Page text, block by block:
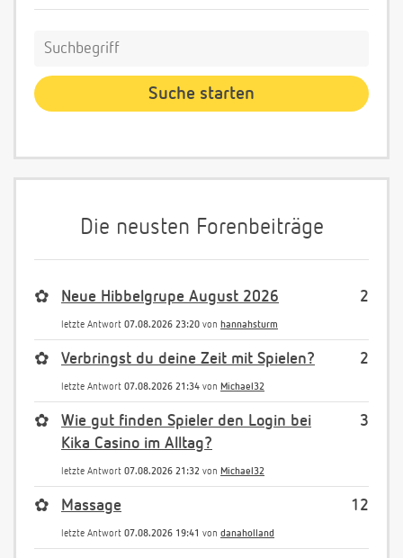
Die neusten Forenbeiträge
2
✿ Neue Hibbelgrupe August 2026
letzte Antwort 07.08.2026 23:20 von hannahsturm
2
✿ Verbringst du deine Zeit mit Spielen?
letzte Antwort 07.08.2026 21:34 von Michael32
3
✿
Wie gut finden Spieler den Login bei
Kika Casino im Alltag?
letzte Antwort 07.08.2026 21:32 von Michael32
12
✿ Massage
letzte Antwort 07.08.2026 19:41 von danaholland